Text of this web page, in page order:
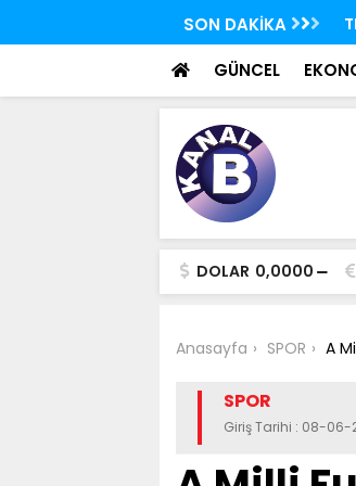
SON DAKİKA
FETÖ'nün suikast timindeki Burkay
GÜNCEL
DOLAR 0,0000
Anasayfa SPOR A
SPOR
Giriş Tarihi : 08-06-